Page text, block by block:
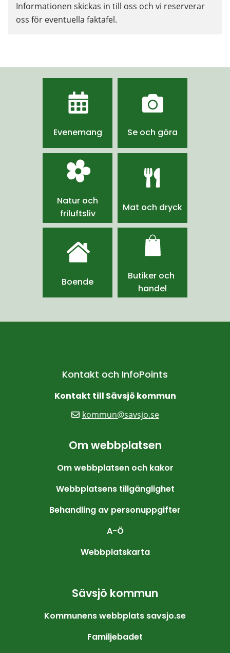
Informationen skickas in till oss och vi reserverar
oss för eventuella faktafel.
Evenemang Se och göra
Natur och
friluftsliv
Mat och dryck
Boende
Butiker och
handel
Kontakt och InfoPoints
Kontakt till Sävsjö kommun
kommun@savsjo.se
Om webbplatsen
Om webbplatsen och kakor
Webbplatsens tillgänglighet
Behandling av personuppgifter
A-Ö
Webbplatskarta
Sävsjö kommun
Kommunens webbplats savsjo.se
Familjebadet